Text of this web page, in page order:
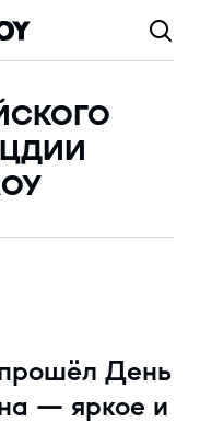
День
— яркое и